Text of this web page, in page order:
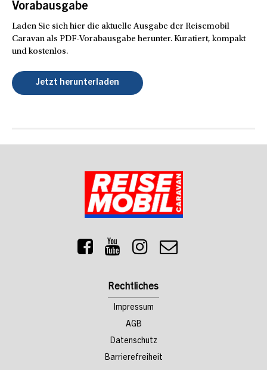
Vorabausgabe
Laden Sie sich hier die aktuelle Ausgabe der Reisemobil
Caravan als PDF-Vorabausgabe herunter. Kuratiert, kompakt
und kostenlos.
Jetzt herunterladen
Rechtliches
Impressum
AGB
Datenschutz
Barrierefreiheit